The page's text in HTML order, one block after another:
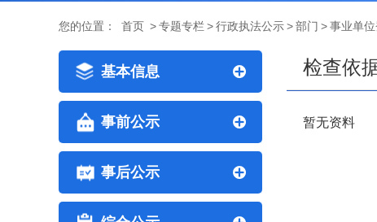
您的位置： 首页 >专题专栏>行政执法公示>部门 >事业单
基本信息
事前公示
事后公示
检查依
暂无资料